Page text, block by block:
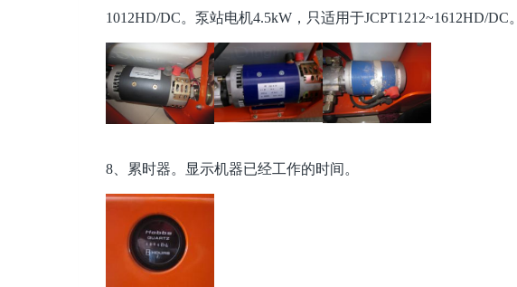
1012HD/DC。泵站电机4.5kW，只适用于JCPT1212~1612HD/DC。
8、累时器。显示机器已经工作的时间。